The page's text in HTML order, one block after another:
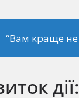
“Вам краще